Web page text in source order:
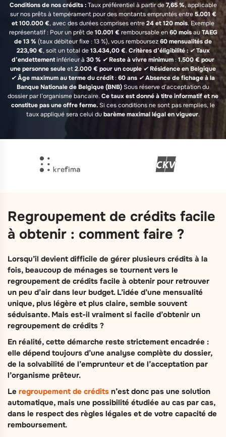
Conditions de nos crédits :Taux préférentiel à partir de7,65 %, applicable
sur nos prêts à tempérament pour des montants empruntés entre5.001 €
et 100.000 €, avec des durées comprises entre24 et 120 mois. Exemple
représentatif : Pour un prêt de10.001 € remboursable en60 moisauTAEG
de 13 % (taux débiteur fixe : 13 %), vous remboursez60 mensualités de
223,90 €, soit un total de13.434,00 €.Critères d’éligibilité :✔Taux
d’endettementinférieur à 30 % ✔Reste à vivre minimum:1.500 € pour
une personne seuleet2.000 € pour un couple ✔Résidence en Belgique
✔Âge maximum au terme du crédit:60 ans ✔Absence de fichage à la
Banque Nationale de Belgique (BNB) Sous réserve d’acceptation du
dossier par l’organisme bancaire.Ce taux est donné à titre informatif et ne
constitue pas une offre ferme. Si ces conditions ne sont pas remplies, le
taux appliqué sera celui dubarème maximal légal en vigueur.
Regroupement de crédits facile
à obtenir : comment faire ?
Lorsqu’il devient difficile de gérer plusieurs crédits à la
fois, beaucoup de ménages se tournent vers le
regroupement de crédits facile à obtenir pour retrouver
un peu d’air dans leur budget. L’idée d’une mensualité
unique, plus légère et plus claire, semble souvent
séduisante. Mais est-il vraiment si facile d’obtenir un
regroupement de crédits ?
En réalité, cette démarche reste strictement encadrée :
elle dépend toujours d’une analyse complète du dossier,
de la solvabilité de l’emprunteur et de l’acceptation par
l’organisme prêteur.
Le regroupement de crédits n’est donc pas une solution
automatique, mais une possibilité étudiée au cas par cas,
dans le respect des règles légales et de votre capacité de
remboursement.